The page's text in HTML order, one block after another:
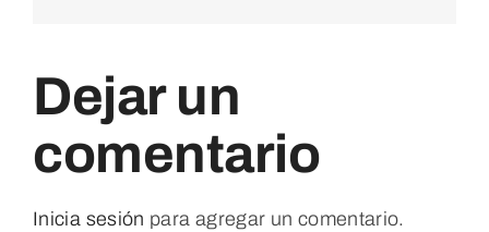
Dejar un
comentario
Inicia sesión para agregar un comentario.